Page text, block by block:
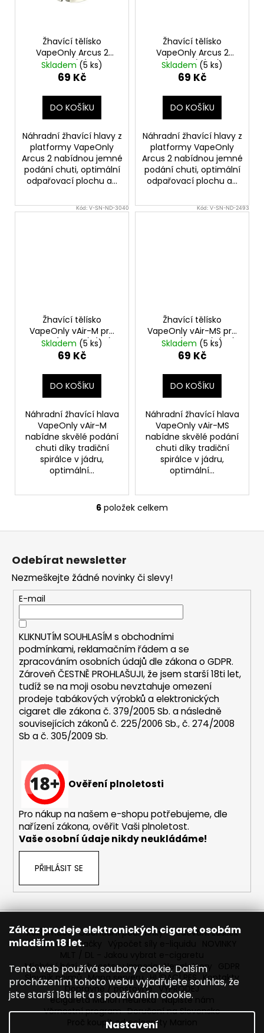
Zákaz prodeje elektronických cigaret osobám
mladším 18 let.
Tento web používá soubory cookie. Dalším
procházením tohoto webu vyjadřujete souhlas, že
jste starší 18ti let a s používáním cookie.
Nastavení
Žhavící tělísko
VapeOnly Arcus 2
(1,0ohm) (1ks)
Skladem (5 ks)
69 Kč
DO KOŠÍKU
Náhradní žhavící hlavy z
platformy VapeOnly
Arcus 2 nabídnou jemné
podání chuti, optimální
odpařovací plochu a...
Žhavící tělísko
VapeOnly Arcus 2
(1,5ohm) (1ks)
Skladem (5 ks)
69 Kč
DO KOŠÍKU
Náhradní žhavící hlavy z
platformy VapeOnly
Arcus 2 nabídnou jemné
podání chuti, optimální
odpařovací plochu a...
Kód:V-SN-ND-3040
Žhavící tělísko
VapeOnly vAir-M pro
Malle (1,5ohm) (1ks)
Skladem (5 ks)
69 Kč
DO KOŠÍKU
Náhradní žhavící hlava
VapeOnly vAir-M
nabídne skvělé podání
chuti díky tradiční
spirálce v jádru,
optimální...
Kód:V-SN-ND-2493
Žhavící tělísko
VapeOnly vAir-MS pro
Malle S (1,5ohm) (1ks)
Skladem (5 ks)
69 Kč
DO KOŠÍKU
Náhradní žhavící hlava
VapeOnly vAir-MS
nabídne skvělé podání
chuti díky tradiční
spirálce v jádru,
optimální...
O
v
a
c
í
p
r
v
k
y
v
ý
p
i
6 položek celkem
Odebírat newsletter
Nezmeškejte žádné novinky či slevy!
E-mail
KLIKNUTÍM SOUHLASÍM s obchodními
podmínkami,reklamačním řádem a se
zpracováním osobních údajů dle zákona oGDPR.
Zároveň ČESTNĚ PROHLAŠUJI, že jsem starší 18ti let,
tudíž se na moji osobu nevztahuje omezení
prodeje tabákových výrobků a elektronických
cigaret dle zákona č. 379/2005 Sb. a následně
souvisejících zákonů č. 225/2006 Sb., č. 274/2008
Sb a č. 305/2009 Sb.
Ověření plnoletosti
Pro nákup na našem e-shopu potřebujeme, dle
nařízení zákona, ověřit Vaši plnoletost.
Vaše osobní údaje nikdy neukládáme!
PŘIHLÁSIT SE
Reklamace Obchodní podmínky Sledování zásilek
Prodávané značky
Míchání bází a boosteru Imperia Newslettery
Slovník pojmů Mapa serveru HLÍDACÍ PES Kontakty
Dopravné / poštovné VÝPRODEJ
ecigareta Marion Heureka Napište nám
Věrnostní program Doručení na Slovensko
Proč koupit od ecigarety Marion